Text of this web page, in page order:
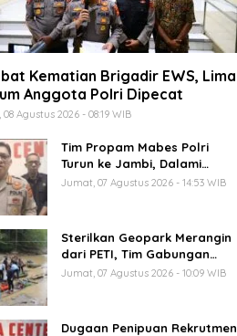
Kematian Brigadir EWS, Lima
Anggota Polri Dipecat
Agustus 2026 - 08:19 WIB
Tim Propam Mabes Polri
Turun ke Jambi, Dalami
Dugaan Penipuan Rekrutmen
Jumat, 07 Agustus 2026 - 14:53 WIB
Sterilkan Geopark Merangin
dari PETI, Tim Gabungan
Temukan Empat Rakit
Jumat, 07 Agustus 2026 - 10:09 WIB
Dugaan Penipuan Rekrutmen